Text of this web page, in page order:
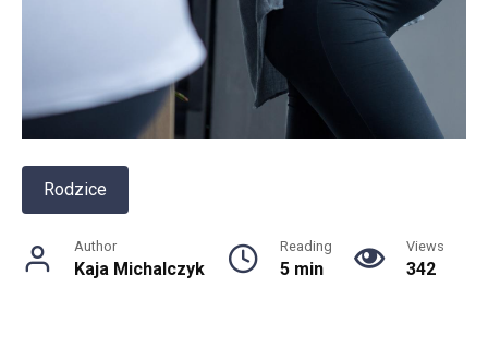
Rodzice
Author
Kaja Michalczyk
Reading
5 min
Views
342